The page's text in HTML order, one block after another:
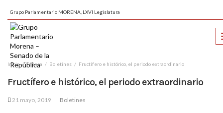
Grupo Parlamentario MORENA, LXVI Legislatura
Inicio Prensa Boletines Fructífero e histórico, el periodo extraordinario
Fructífero e histórico, el periodo extraordinario
21 mayo, 2019 Boletines